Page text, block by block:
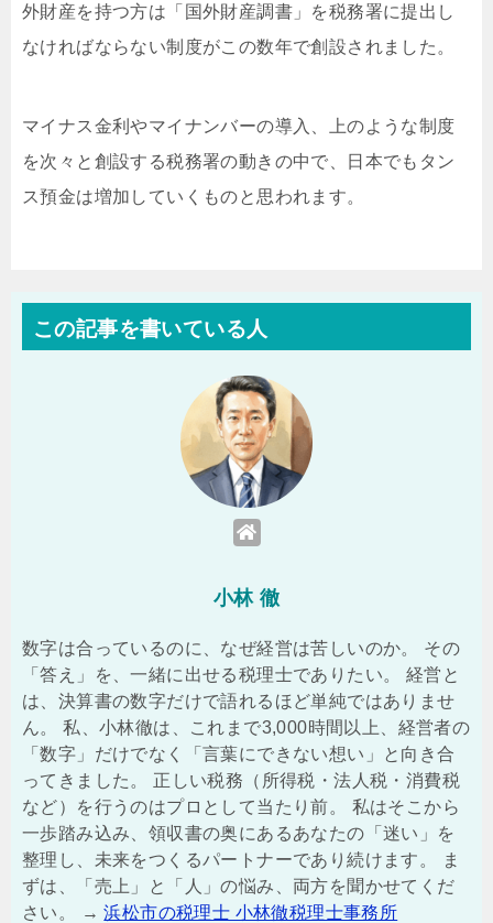
外財産を持つ方は「国外財産調書」を税務署に提出し
なければならない制度がこの数年で創設されました。
マイナス金利やマイナンバーの導入、上のような制度
を次々と創設する税務署の動きの中で、日本でもタン
ス預金は増加していくものと思われます。
この記事を書いている人
小林 徹
数字は合っているのに、なぜ経営は苦しいのか。 その
「答え」を、一緒に出せる税理士でありたい。 経営と
は、決算書の数字だけで語れるほど単純ではありませ
ん。 私、小林徹は、これまで3,000時間以上、経営者の
「数字」だけでなく「言葉にできない想い」と向き合
ってきました。 正しい税務（所得税・法人税・消費税
など）を行うのはプロとして当たり前。 私はそこから
一歩踏み込み、領収書の奥にあるあなたの「迷い」を
整理し、未来をつくるパートナーであり続けます。 ま
ずは、「売上」と「人」の悩み、両方を聞かせてくだ
さい。 →浜松市の税理士 小林徹税理士事務所